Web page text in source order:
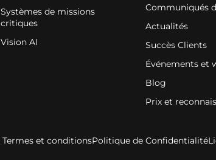
Systèmes de missions
critiques
Vision AI
Communiqués
Actualités
Succès Clients
Événements et
Blog
Prix et
Termes et conditionsPolitique de Confidentialité